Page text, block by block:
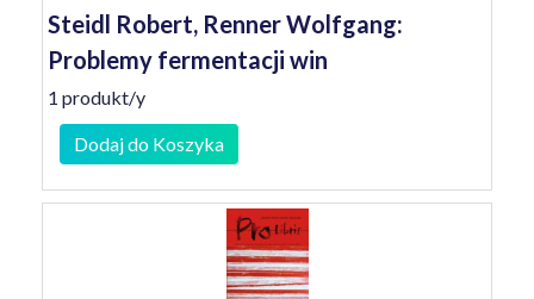
Steidl Robert, Renner Wolfgang:
Problemy fermentacji win
1 produkt/y
Dodaj do Koszyka